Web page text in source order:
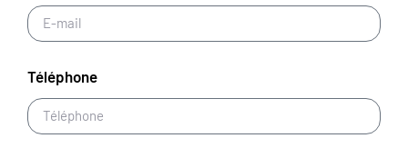
Téléphone